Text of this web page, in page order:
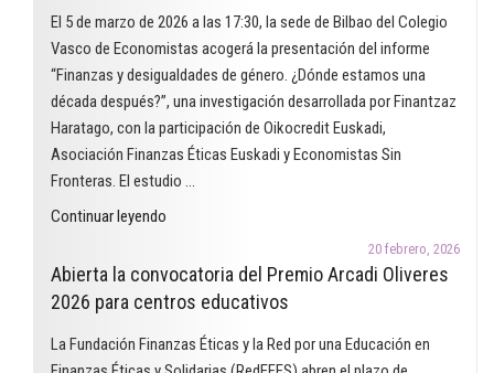
reconoce
un
proyecto
utiliza
cómic
finanzas
éticas
el
El 5 de marzo de 2026 a las 17:30, la sede de Bilbao del Colegio
Vasco de Economistas acogerá la presentación del informe
“Finanzas y desigualdades de género. ¿Dónde estamos una
década después?”, una investigación desarrollada por Finantzaz
Haratago, con la participación de Oikocredit Euskadi,
Asociación Finanzas Éticas Euskadi y Economistas Sin
Fronteras. El estudio …
Continuar leyendo
desigualdades
de
¿Dónde
20 febrero, 2026
Abierta la convocatoria del Premio Arcadi Oliveres
2026 para centros educativos
La Fundación Finanzas Éticas y la Red por una Educación en